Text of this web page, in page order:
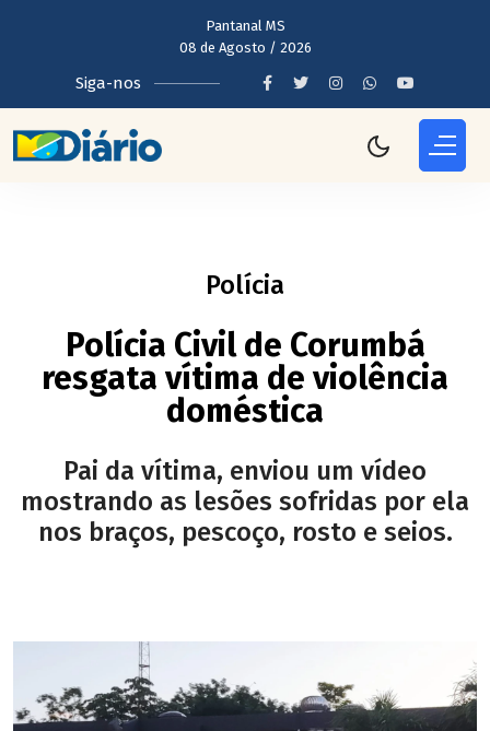
Pantanal MS
08 de Agosto / 2026
Siga-nos
Polícia
Polícia Civil de Corumbá
resgata vítima de violência
doméstica
Pai da vítima, enviou um vídeo
mostrando as lesões sofridas por ela
nos braços, pescoço, rosto e seios.